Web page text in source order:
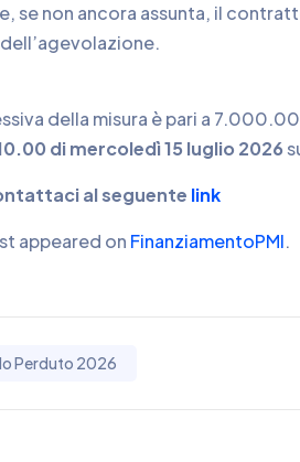
se non ancora assunta, il
della misura è pari a
di mercoledì 15 luglio 2026
al seguente link
appeared on FinanziamentoPMI.
Perduto 2026